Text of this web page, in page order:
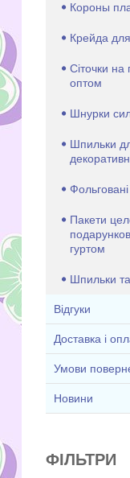
Короны
Крейда
Сіточки на
оптом
Шнурки
Шпильки
Фольговані
Пакети
гуртом
Шпильки
Відгуки
Доставка і
Умови
Новини
ФІЛЬТРИ